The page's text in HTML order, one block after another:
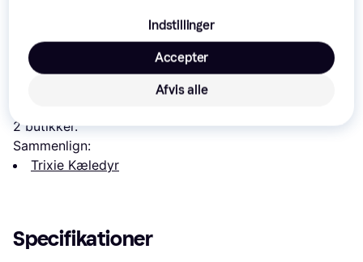
Læs om produktet
Trixie Jimmy Karamikskål 0.75l
2 butikker.
Sammenlign:
Trixie Kæledyr
Specifikationer
Indstillinger
Afvis alle
Accepter